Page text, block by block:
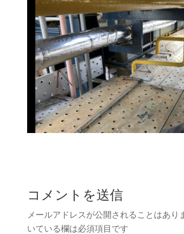
コメントを送信
メールアドレスが公開されることはあり
いている欄は必須項目です